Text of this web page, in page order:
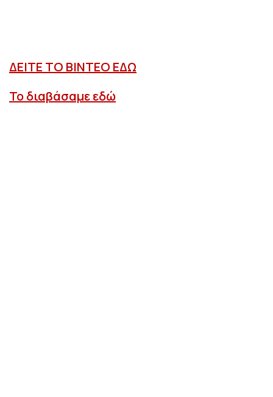
ΔΕΙΤΕ ΤΟ ΒΙΝΤΕΟ ΕΔΩ
Το διαβάσαμε εδώ